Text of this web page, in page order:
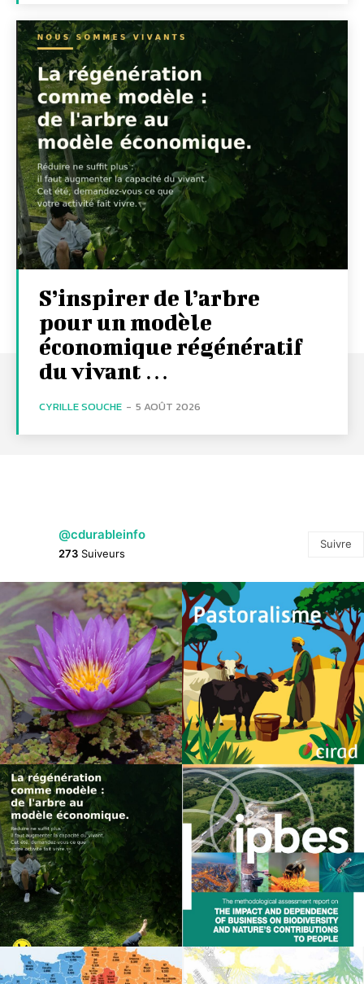
S’inspirer de l’arbre
pour un modèle
économique régénératif
du vivant …
CYRILLE SOUCHE - 5 AOÛT 2026
@cdurableinfo
273 Suiveurs
Suivre